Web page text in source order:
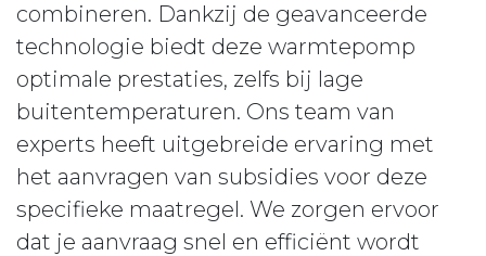
combineren. Dankzij de geavanceerde
technologie biedt deze warmtepomp
optimale prestaties, zelfs bij lage
buitentemperaturen. Ons team van
experts heeft uitgebreide ervaring met
het aanvragen van subsidies voor deze
specifieke maatregel. We zorgen ervoor
dat je aanvraag snel en efficiënt wordt